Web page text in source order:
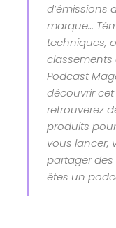
d’émissions
marque…
techniques,
Podcast
découvrir
retrouverez
produits
vous lancer,
partager des
êtes un